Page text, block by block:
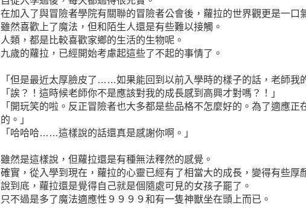
在加入了與冒險者學院有關聯的冒險者公會後，蘿拉的世界觀更是一口
雖然喜歡上了魔法，但和陌生人還是有些難以接觸。
人類，都是比較喜歡家鄉的生活的生物呢。
九歲的蘿拉，已經開始考慮起這些了不起的事情了。
「但是最近太厚臉皮了……如果能回到以前入學時的樣子的話，老師我
「誒？！這時候老師你不是應該對我的成長感到高興才對嗎？！」
「開玩笑的啦。反正冒險者也大多都是些品格不怎麼好的。為了適應正
的。」
「哈哈哈……這樣說的話還真是感謝你啊。」
雖然是這樣說，但蘿拉還是有種無法釋然的感覺。
確實，從入學到現在，蘿拉的心靈已經有了相當大的成長，變得有些厚
說到底，蘿拉還是覺得自己就是個隨處可見的女孩子罷了。
只不過是多了魔法適應性９９９９和有一隻神獸坐在頭上而已。